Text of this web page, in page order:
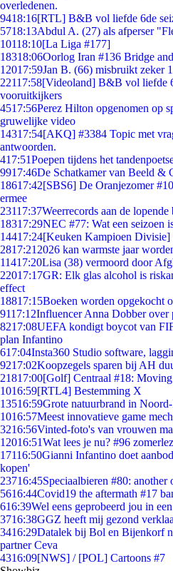
overledenen.
9418:16[RTL] B&B vol liefde 6de
5718:13Abdul A. (27) als afperser
10118:10[La Liga #177]
18318:06Oorlog Iran #136 Bridge
12017:59Jan B. (66) misbruikt zeker
22117:58[Videoland] B&B vol liefde
vooruitkijkers
4517:56Perez Hilton opgenomen op
gruwelijke video
14317:54[AKQ] #3384 Topic met
antwoorden.
417:51Poepen tijdens het
9917:46De Schatkamer van Beeld &
18617:42[SBS6] De Oranjezomer
ermee
23117:37Weerrecords aan de lopende
18317:29NEC #77: Wat een seizoen
14417:24[Keuken Kampioen Divisie]
2817:21 2026 kan warmste jaar
11417:20Lisa (38) vermoord door
22017:17GR: Elk glas alcohol is
effect
18817:15Boeken worden opgekocht
9117:12Influencer Anna Dobber over
8217:08UEFA kondigt boycot van
plan Infantino
617:04Insta360 Studio software,
9217:02Koopzegels sparen bij AH
21817:00[Golf] Centraal #18: Moving
1016:59[RTL4] Bestemming X
13516:59Grote natuurbrand in
1016:57Meest innovatieve game
3216:56Vinted-foto's van vrouwen
12016:51Wat lees je nu? #96
17116:50Gianni Infantino doet
kopen'
23716:45Speciaalbieren #80: another
5616:44Covid19 the aftermath #17
616:39Wel eens geprobeerd jou in
3716:38GGZ heeft mij gezond
3416:29Datalek bij Bol en Bijenkorf
partner Ceva
4316:09[NWS] / [POL] Cartoons #7